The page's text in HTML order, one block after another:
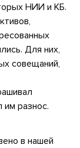
НИИ и КБ.
Для них,
совещаний,
им разнос.
в нашей